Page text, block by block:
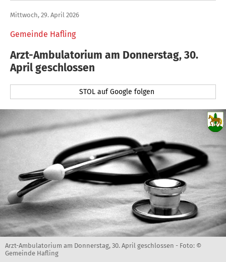
Gemeinde Hafling
Mittwoch, 29. April 2026
Arzt-Ambulatorium am Donnerstag, 30.
April geschlossen
STOL auf Google folgen
Arzt-Ambulatorium am Donnerstag, 30. April geschlossen - Foto: ©
Gemeinde Hafling